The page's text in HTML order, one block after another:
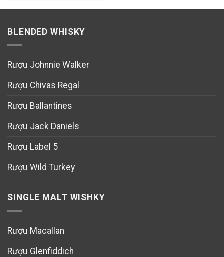
BLENDED WHISKY
Rượu Johnnie Walker
Rượu Chivas Regal
Rượu Ballantines
Rượu Jack Daniels
Rượu Label 5
Rượu Wild Turkey
SINGLE MALT WISHKY
Rượu Macallan
Rượu Glenfiddich